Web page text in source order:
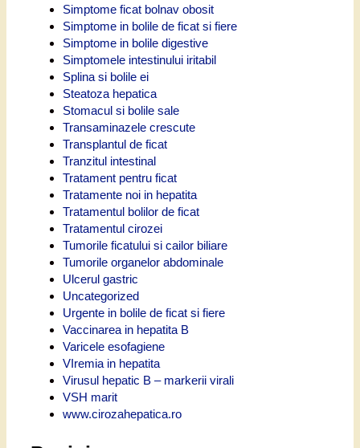
Simptome ficat bolnav obosit
Simptome in bolile de ficat si fiere
Simptome in bolile digestive
Simptomele intestinului iritabil
Splina si bolile ei
Steatoza hepatica
Stomacul si bolile sale
Transaminazele crescute
Transplantul de ficat
Tranzitul intestinal
Tratament pentru ficat
Tratamente noi in hepatita
Tratamentul bolilor de ficat
Tratamentul cirozei
Tumorile ficatului si cailor biliare
Tumorile organelor abdominale
Ulcerul gastric
Uncategorized
Urgente in bolile de ficat si fiere
Vaccinarea in hepatita B
Varicele esofagiene
VIremia in hepatita
Virusul hepatic B – markerii virali
VSH marit
www.cirozahepatica.ro